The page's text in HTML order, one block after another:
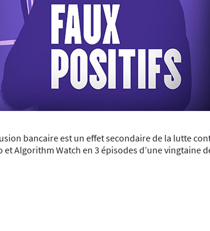
bancaire est un effet secondaire de la lutte
Algorithm Watch en 3 épisodes d’une vingtaine